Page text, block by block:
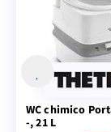
WC chimico
-, 21 L